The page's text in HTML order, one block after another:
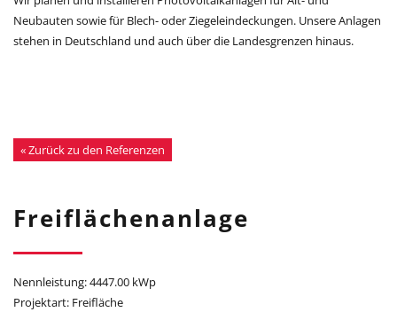
Neubauten sowie für Blech- oder Ziegeleindeckungen. Unsere Anlagen
stehen in Deutschland und auch über die Landesgrenzen hinaus.
« Zurück zu den Referenzen
Freiflächenanlage
Nennleistung: 4447.00 kWp
Projektart: Freifläche